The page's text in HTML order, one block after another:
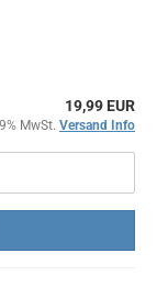
19,99 EUR
MwSt. Versand Info